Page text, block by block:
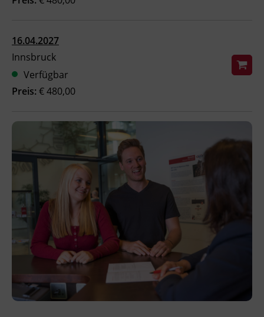
Akademisches Studienzentrum
Digitales Lernen
BFI Schwaz
16.04.2027
Innsbruck
Verfügbar
Preis: € 480,00